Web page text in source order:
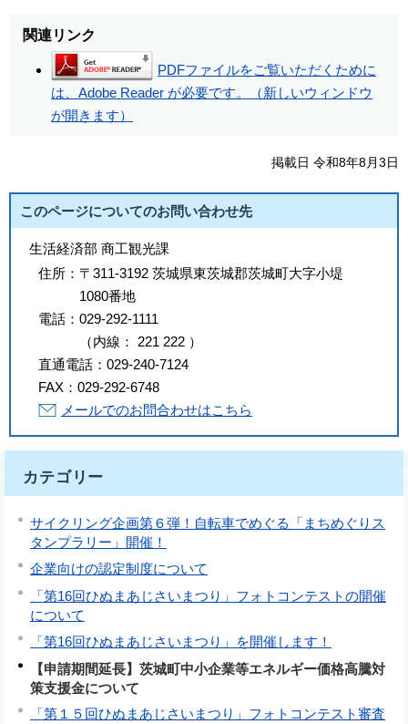
関連リンク
PDFファイルをご覧いただくために
は、Adobe Reader が必要です。（新しいウィンドウ
が開きます）
掲載日 令和8年8月3日
このページについてのお問い合わせ先
生活経済部 商工観光課
住所： 〒311-3192 茨城県東茨城郡茨城町大字小堤
1080番地
電話： 029-292-1111
（内線 ： 221 222 ）
直通電話： 029-240-7124
FAX： 029-292-6748
メールでのお問合わせはこちら
カテゴリー
サイクリング企画第６弾！自転車でめぐる「まちめぐりス
タンプラリー」開催！
企業向けの認定制度について
「第16回ひぬまあじさいまつり」フォトコンテストの開催
について
「第16回ひぬまあじさいまつり」を開催します！
【申請期間延長】茨城町中小企業等エネルギー価格高騰対
策支援金について
「第１５回ひぬまあじさいまつり」フォトコンテスト審査